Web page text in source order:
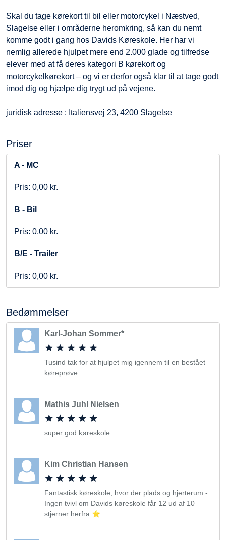
Skal du tage kørekort til bil eller motorcykel i Næstved,
Slagelse eller i områderne heromkring, så kan du nemt
komme godt i gang hos Davids Køreskole. Her har vi
nemlig allerede hjulpet mere end 2.000 glade og tilfredse
elever med at få deres kategori B kørekort og
motorcykelkørekort – og vi er derfor også klar til at tage godt
imod dig og hjælpe dig trygt ud på vejene.
juridisk adresse : Italiensvej 23, 4200 Slagelse​
Priser
A - MC
Pris: 0,00 kr.
B - Bil
Pris: 0,00 kr.
B/E - Trailer
Pris: 0,00 kr.
Bedømmelser
Karl-Johan Sommer*
Tusind tak for at hjulpet mig igennem til en bestået
køreprøve
Mathis Juhl Nielsen
super god køreskole
Kim Christian Hansen
Fantastisk køreskole, hvor der plads og hjerterum -
Ingen tvivl om Davids køreskole får 12 ud af 10
stjerner herfra ⭐️